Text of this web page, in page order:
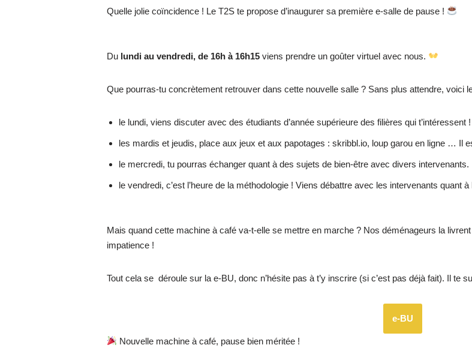
Quelle jolie coïncidence ! Le T2S te propose d’inaugurer sa première e-salle de pause !
Du lundi au vendredi, de 16h à 16h15 viens prendre un goûter virtuel avec nous.
Que pourras-tu concrètement retrouver dans cette nouvelle salle ? Sans plus attendre, voici
le lundi, viens discuter avec des étudiants d’année supérieure des filières qui t’intéressent !
les mardis et jeudis, place aux jeux et aux papotages : skribbl.io, loup garou en ligne … Il
le mercredi, tu pourras échanger quant à des sujets de bien-être avec divers intervenants.
le vendredi, c’est l’heure de la méthodologie ! Viens débattre avec les intervenants quant
Mais quand cette machine à café va-t-elle se mettre en marche ? Nos déménageurs la
impatience !
Tout cela se déroule sur la e-BU, donc n’hésite pas à t’y inscrire (si c’est pas déjà fait). Il te
e-BU
Nouvelle machine à café, pause bien méritée !